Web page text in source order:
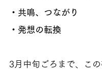
・共鳴、つながり
・発想の転換
3月中旬ごろまで、こ